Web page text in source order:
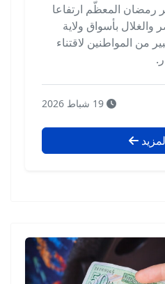
رمضان المعظّم ارتفاعا
بأسواق ولاية
من المواطنين لاقتناء